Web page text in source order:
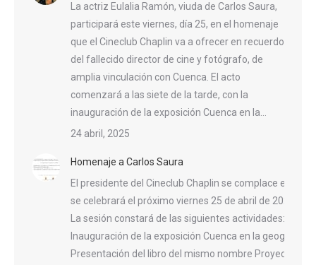
La actriz Eulalia Ramón, viuda de Carlos Saura,
participará este viernes, día 25, en el homenaje
que el Cineclub Chaplin va a ofrecer en recuerdo
del fallecido director de cine y fotógrafo, de
amplia vinculación con Cuenca. El acto
comenzará a las siete de la tarde, con la
inauguración de la exposición Cuenca en la…
24 abril, 2025
Homenaje a Carlos Saura
El presidente del Cineclub Chaplin se complace en
se celebrará el próximo viernes 25 de abril de 2025, a
La sesión constará de las siguientes actividades:
Inauguración de la exposición Cuenca en la geografía
Presentación del libro del mismo nombre Proyección